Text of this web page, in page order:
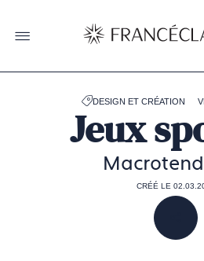
la
page
de
DESIGN ET CRÉATION
Jeux
CRÉÉ LE